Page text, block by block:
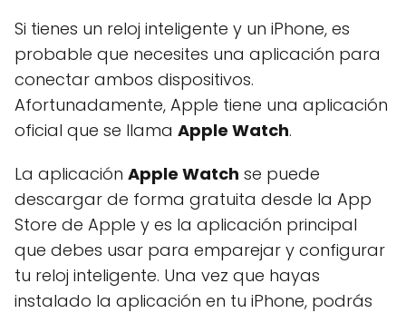
Si tienes un reloj inteligente y un iPhone, es
probable que necesites una aplicación para
conectar ambos dispositivos.
Afortunadamente, Apple tiene una aplicación
oficial que se llama Apple Watch.
La aplicación Apple Watch se puede
descargar de forma gratuita desde la App
Store de Apple y es la aplicación principal
que debes usar para emparejar y configurar
tu reloj inteligente. Una vez que hayas
instalado la aplicación en tu iPhone, podrás